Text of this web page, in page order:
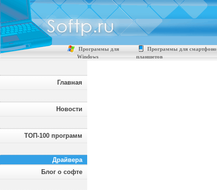
Программы для
Windows
Программы для
планшетов
Главная
Новости
ТОП-100 программ
Драйвера
Блог о софте